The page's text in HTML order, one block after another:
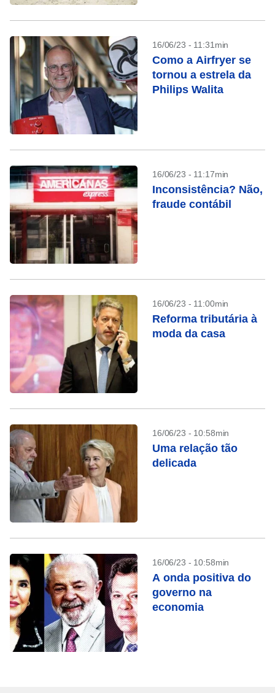
16/06/23 - 11:31min
Como a Airfryer se
tornou a estrela da
Philips Walita
16/06/23 - 11:17min
Inconsistência? Não,
fraude contábil
16/06/23 - 11:00min
Reforma tributária à
moda da casa
16/06/23 - 10:58min
Uma relação tão
delicada
16/06/23 - 10:58min
A onda positiva do
governo na
economia